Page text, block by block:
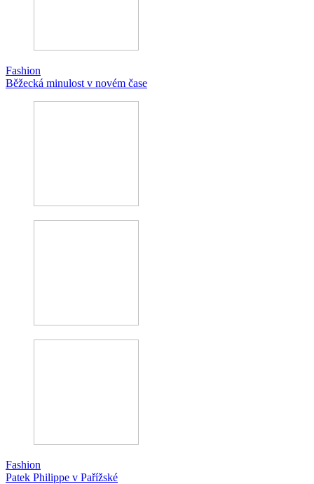
Fashion
Běžecká minulost v novém čase
Fashion
Patek Philippe v Pařížské